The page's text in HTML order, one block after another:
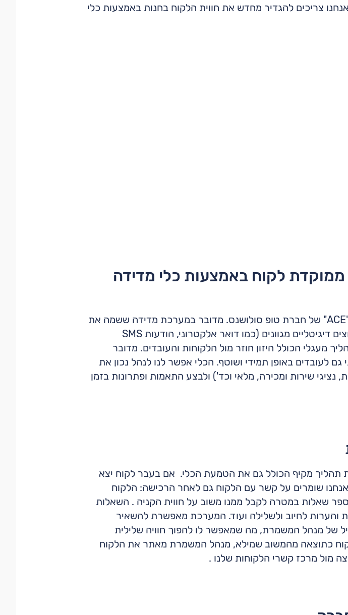
צריכים להגדיר מחדש את חווית הלקוח בחנות באמצעות כלי
לקוח באמצעות כלי מדידה
לפני שנה וחצי הטמענו בקבוצת ג'יימס ריצ'רדסון את מערכת "ACE" של חברת טופ סולושנס. מדובר במערכת מדידה ששמה את
ה"לקוח במרכז" על ידי כך שהיא מאפשרת לייצר משובים בערוצים דיגיטליים מגוונים (כמו דואר אלקטרוני, הודעות SMS
מעגלי הכולל היזון חוזר מול הלקוחות והעובדים. מדובר
לעובדים באופן תמידי ושוטף. הכלי אפשר לנו לנהל נכון את
נציגי שירות ומכירה, מלאי וכד') ולבצע התאמות ופתרונות בזמן
מקיף הכולל גם את הטמעת הכלי. אם בעבר לקוח יצא
שומרים על קשר עם הלקוח גם לאחר הרכישה: הלקוח
שאלות במטרה לקבל ממנו משוב על חווית הקניה . השאלות
והערות לחיוב ולשלילה ועוד. המערכת מאפשרת להשאיר
של מנהל המשמרת, מה שמאפשר לו להפוך חוויה שלילית
כתוצאה מהמשוב שמילא, מנהל המשמרת מאתר את הלקוח
מול מרכז קשרי הלקוחות שלנו .